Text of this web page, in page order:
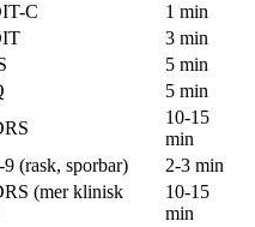
C
1 min
3 min
5 min
5 min
10-15
min
(rask, sporbar)
2-3 min
(mer klinisk
10-15
min